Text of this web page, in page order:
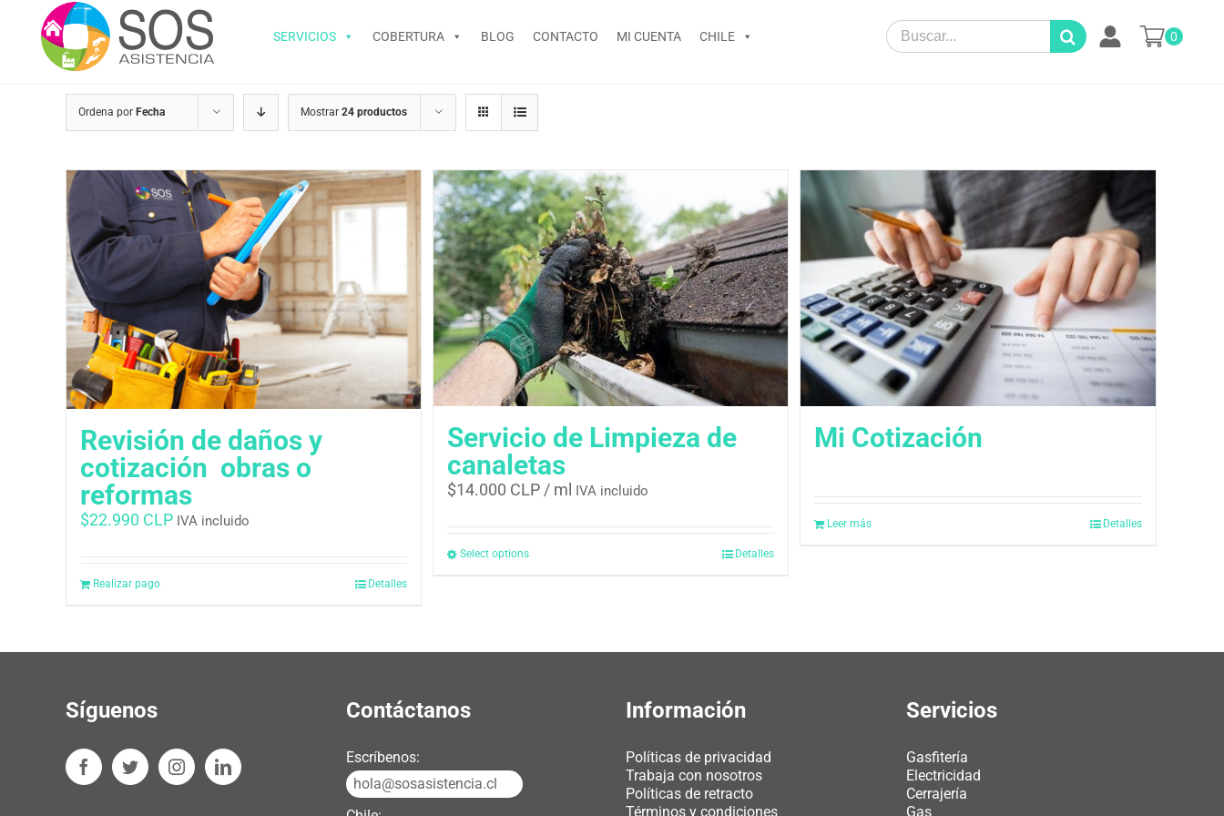
contenido
SERVICIOS COBERTURA BLOG CONTACTO MI CUENTA CHILE
Search
for:
0
Ordena por Fecha Mostrar 24 productos
Revisión de daños y
cotización  obras o
reformas
$22.990 CLP IVA incluido
Realizar pago Detalles
Servicio de Limpieza de
canaletas
$14.000 CLP / ml IVA incluido
Select options Detalles
Mi Cotización
Leer más Detalles
Síguenos Contáctanos
Escríbenos:
hola@sosasistencia.cl
Información
Políticas de privacidad
Trabaja con nosotros
Políticas de retracto
Términos y condiciones
Servicios
Gasfitería
Electricidad
Cerrajería
Gas